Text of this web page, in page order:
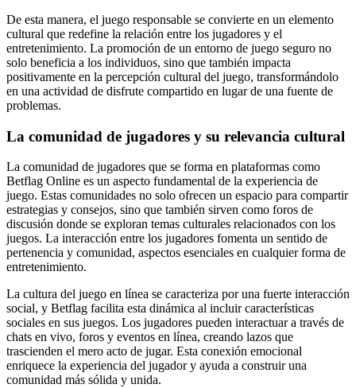
De esta manera, el juego responsable se convierte en un elemento
cultural que redefine la relación entre los jugadores y el
entretenimiento. La promoción de un entorno de juego seguro no
solo beneficia a los individuos, sino que también impacta
positivamente en la percepción cultural del juego, transformándolo
en una actividad de disfrute compartido en lugar de una fuente de
problemas.
La comunidad de jugadores y su relevancia cultural
La comunidad de jugadores que se forma en plataformas como
Betflag Online es un aspecto fundamental de la experiencia de
juego. Estas comunidades no solo ofrecen un espacio para compartir
estrategias y consejos, sino que también sirven como foros de
discusión donde se exploran temas culturales relacionados con los
juegos. La interacción entre los jugadores fomenta un sentido de
pertenencia y comunidad, aspectos esenciales en cualquier forma de
entretenimiento.
La cultura del juego en línea se caracteriza por una fuerte interacción
social, y Betflag facilita esta dinámica al incluir características
sociales en sus juegos. Los jugadores pueden interactuar a través de
chats en vivo, foros y eventos en línea, creando lazos que
trascienden el mero acto de jugar. Esta conexión emocional
enriquece la experiencia del jugador y ayuda a construir una
comunidad más sólida y unida.